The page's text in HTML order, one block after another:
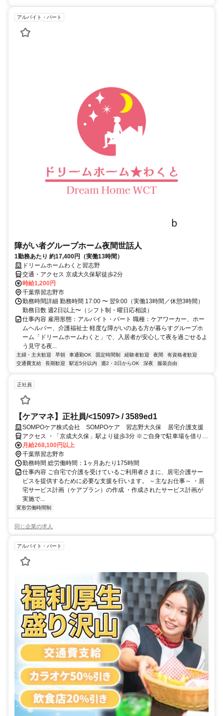
アルバイト・パート
障がい者グループホーム夜間世話人
1勤務あたり 約17,400円（実働13時間）
ドリームホームわくと習志野
交通・アクセス 京成大久保駅徒歩2分
時給1,200円
千葉県習志野市
勤務時間詳細 勤務時間 17:00 〜 翌9:00（実働13時間／休憩3時間）
勤務日数 週2日以上〜（シフト制・曜日応相談）
仕事内容 雇用形態：アルバイト・パート 職種：ケアワーカー、ホー
ムヘルパー、介護福祉士 軽度な障がいのある方が暮らすグループホ
ーム「ドリームホームわくと」で、入居者が安心して夜を過ごせるよ
う見守る夜...
主婦・主夫歓迎 早朝 車通勤OK 固定時間制 経験者歓迎 夜間
有資格者歓迎
交通費支給
長期歓迎 駅近5分以内 週2・3日からOK 深夜 服装自由
正社員
【ケアマネ】正社員/<15097> / 3589ed1
SOMPOケア株式会社 SOMPOケア 習志野大久保 居宅介護支援
アクセス ・「京成大久保」駅より徒歩3分 ※ご自身で駐車場を借りて
いただければ車通勤可能です
月給268,100円以上
千葉県習志野市
勤務時間 総労働時間：1ヶ月あたり175時間
仕事内容 ご自宅で介護を受けているご利用者さまに、居宅介護サー
ビスを提供するために必要な支援を行います。 ～主なお仕事～ ・居
宅サービス計画（ケアプラン）の作成 ・作成されたサービス計画が
実施で...
変形労働時間制
同じ企業の求人
アルバイト・パート